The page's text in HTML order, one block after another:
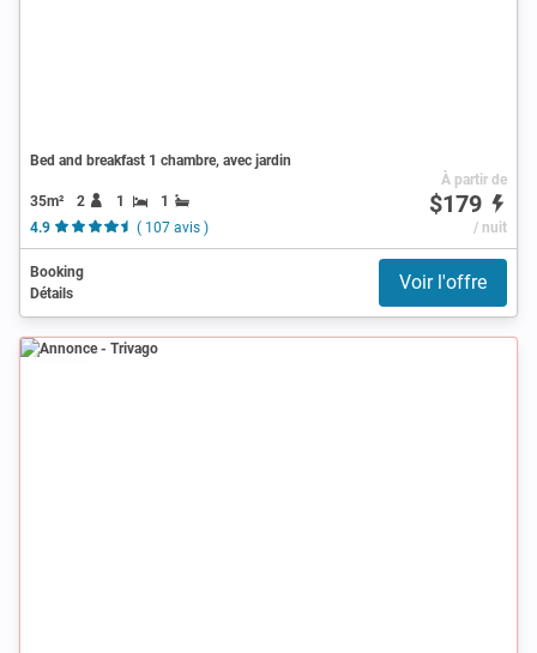
Bed and breakfast 1 chambre, avec jardin
35m² 2 1
1
4.9
( 107 avis )
À partir de
$179
/ nuit
Booking
Détails
Voir l'offre
Annonce